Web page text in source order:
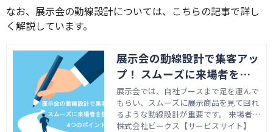
なお、展示会の動線設計については、こちらの記事で詳し
く解説しています。
展示会の動線設計で集客アッ
プ！ スムーズに来場者を誘
導する4つのポイント
展示会では、自社ブースまで足を運んで
もらい、スムーズに展示商品を見て回れ
るような動線設計が重要です。 来場者が
移動しやすいことはもちろん、「ブース
株式会社ビークス【サービスサイト】